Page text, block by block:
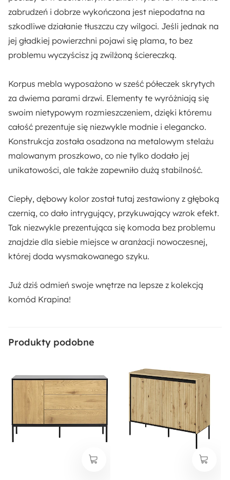
Kolor frontów:
Dąb
Kolor korpusu:
Styl:
Industrialny Nowoczesny
Dostępne oświetlenie:
Nie
Ilość paczek:
Rodzaj:
Stojący
Długość:
Funkcje:
Materiał:
Sposób montażu:
Stojący
zabrudzeń i dobrze wykończona jest niepodatna na
szkodliwe działanie tłuszczu czy wilgoci. Jeśli jednak na
jej gładkiej powierzchni pojawi się plama, to bez
problemu wyczyścisz ją zwilżoną ściereczką.
Korpus mebla wyposażono w sześć półeczek skrytych
za dwiema parami drzwi. Elementy te wyróżniają się
swoim nietypowym rozmieszczeniem, dzięki któremu
całość prezentuje się niezwykle modnie i elegancko.
Konstrukcja została osadzona na metalowym stelażu
malowanym proszkowo, co nie tylko dodało jej
unikatowości, ale także zapewniło dużą stabilność.
Ciepły, dębowy kolor został tutaj zestawiony z głęboką
czernią, co dało intrygujący, przykuwający wzrok efekt.
Tak niezwykle prezentująca się komoda bez problemu
znajdzie dla siebie miejsce w aranżacji nowoczesnej,
której doda wysmakowanego szyku.
Już dziś odmień swoje wnętrze na lepsze z kolekcją
komód Krapina!
Produkty podobne